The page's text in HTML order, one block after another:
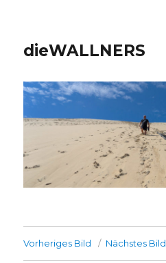
dieWALLNERS
Vorheriges Bild Nächstes Bild